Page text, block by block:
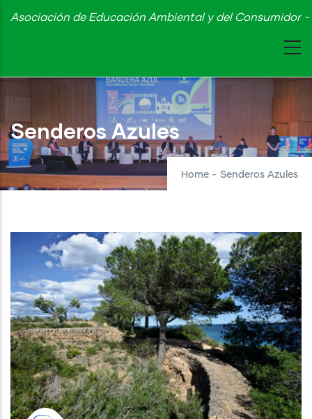
Skip
content
Asociación de Educación Ambiental y del Consumidor
Senderos Azules
Home - Senderos Azules